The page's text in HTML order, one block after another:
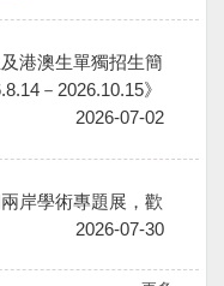
港澳生單獨招生簡
－2026.10.15》
2026-07-02
岸學術專題展，歡
2026-07-30